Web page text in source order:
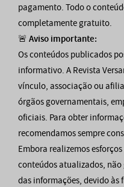
pagamento. Todo o
completamente gratuito.
🚨 Aviso importante:
Os conteúdos publicados
informativo. A Revista
vínculo, associação ou
órgãos governamentais,
oficiais. Para obter
recomendamos sempre
Embora realizemos
conteúdos atualizados,
das informações, devido às